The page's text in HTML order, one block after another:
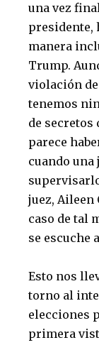
una vez
presidente,
manera
Trump.
violación
tenemos
de secretos
parece
cuando una
juez, Aileen
caso de tal
se escuche
Esto nos
torno al
elecciones
primera